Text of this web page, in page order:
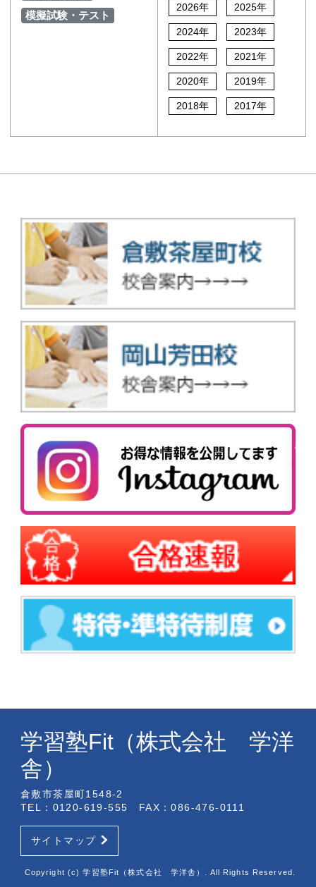
模擬試験・テスト
2026年 2025年
2024年 2023年
2022年 2021年
2020年 2019年
2018年 2017年
学習塾Fit（株式会社 学洋
舎）
倉敷市茶屋町1548-2
TEL：0120-619-555 FAX：086-476-0111
サイトマップ
Copyright (c) 学習塾Fit（株式会社 学洋舎）. All Rights Reserved.